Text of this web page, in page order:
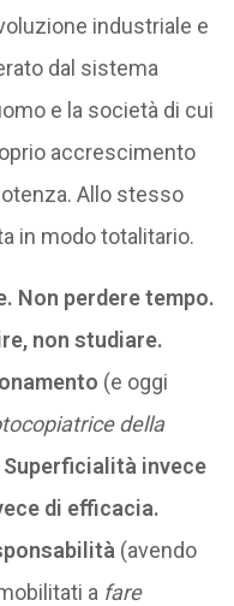
industriale e
dal sistema
e la società di cui
accrescimento
Allo stesso
in modo totalitario.
Non perdere tempo.
non studiare.
(e oggi
della
Superficialità invece
di efficacia.
(avendo
a fare